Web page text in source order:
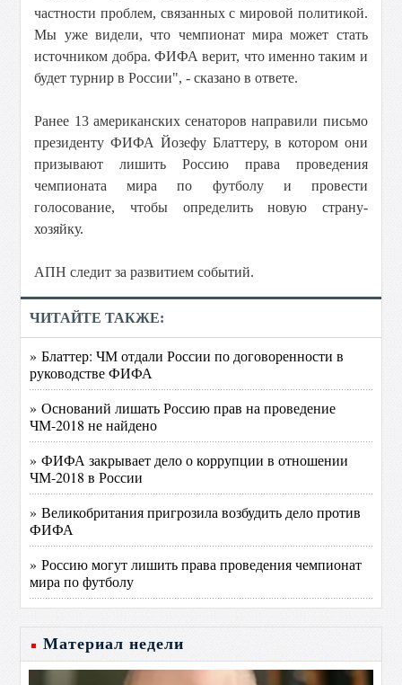
частности проблем, связанных с мировой политикой.
Мы уже видели, что чемпионат мира может стать
источником добра. ФИФА верит, что именно таким и
будет турнир в России", - сказано в ответе.
Ранее 13 американских сенаторов направили письмо
президенту ФИФА Йозефу Блаттеру, в котором они
призывают лишить Россию права проведения
чемпионата мира по футболу и провести
голосование, чтобы определить новую страну-
хозяйку.
АПН следит за развитием событий.
ЧИТАЙТЕ ТАКЖЕ:
» Блаттер: ЧМ отдали России по договоренности в
руководстве ФИФА
» Оснований лишать Россию прав на проведение
ЧМ-2018 не найдено
» ФИФА закрывает дело о коррупции в отношении
ЧМ-2018 в России
» Великобритания пригрозила возбудить дело против
ФИФА
» Россию могут лишить права проведения чемпионат
мира по футболу
Материал недели